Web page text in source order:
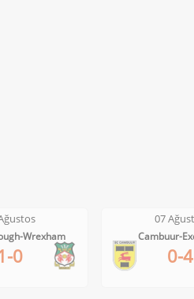
Wrexham
0
07
Cambuur-
0-4